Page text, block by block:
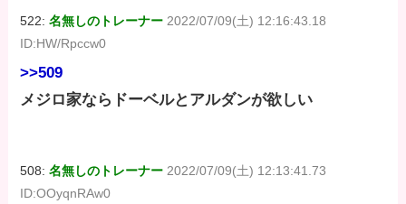
522:名無しのトレーナー 2022/07/09(土) 12:16:43.18
ID:HW/Rpccw0
>>509
メジロ家ならドーベルとアルダンが欲しい
508:名無しのトレーナー 2022/07/09(土) 12:13:41.73
ID:OOyqnRAw0